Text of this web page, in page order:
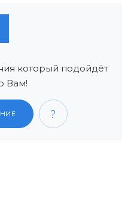
который подойдёт
Вам!